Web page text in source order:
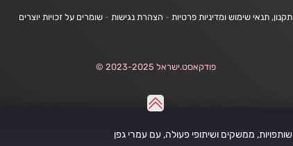
תקנון, תנאי שימוש ומדיניות פרטיות - הצהרת נגישות - שומרים על זכויות יוצרים
פודקאסט.ישראל 2023-2025 ©